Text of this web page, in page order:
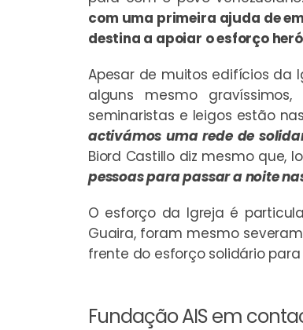
com uma primeira ajuda de
destina a apoiar o esforço
Apesar de muitos edifícios da
alguns mesmo
seminaristas e leigos estão
activámos uma rede de
Biord Castillo diz mesmo que,
pessoas para passar a noite
O esforço da Igreja é
Guaira, foram mesmo
frente do esforço solidário
Fundação AIS em